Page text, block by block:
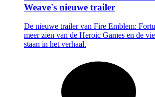
Weave's nieuwe trailer
De nieuwe trailer van Fire Emblem:
meer zien van de Heroic Games en de
staan in het verhaal.